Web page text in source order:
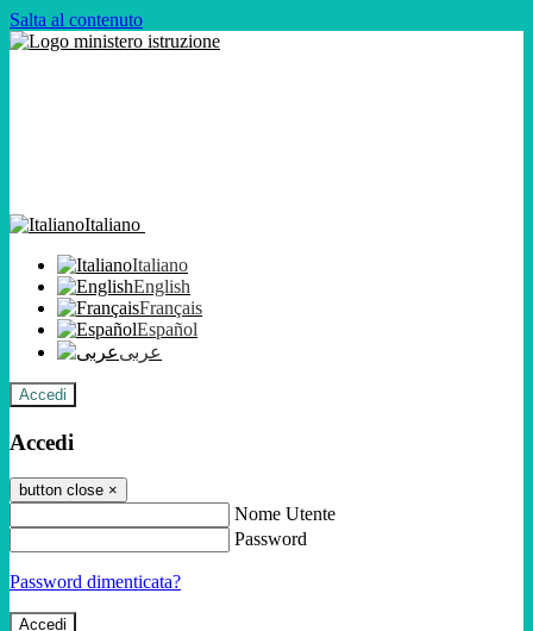
Salta al contenuto
Italiano
Italiano
English
Français
Español
عربى
Accedi
Accedi
button close ×
Nome Utente
Password
Password dimenticata?